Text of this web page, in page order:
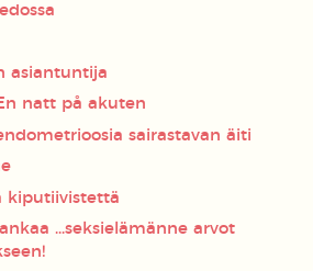
asiantuntija
natt på akuten
sairastavan äiti
kiputiivistettä
...seksielämänne arvot